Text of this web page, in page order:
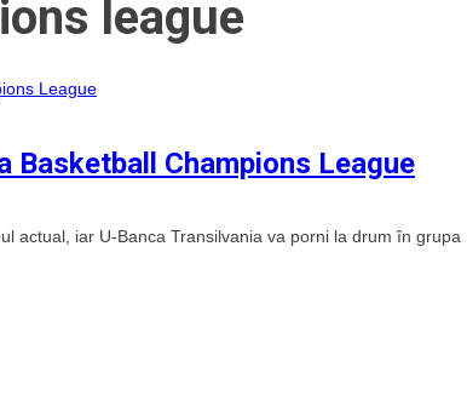
league
Basketball Champions League
actual, iar U-Banca Transilvania va porni la drum în grupa